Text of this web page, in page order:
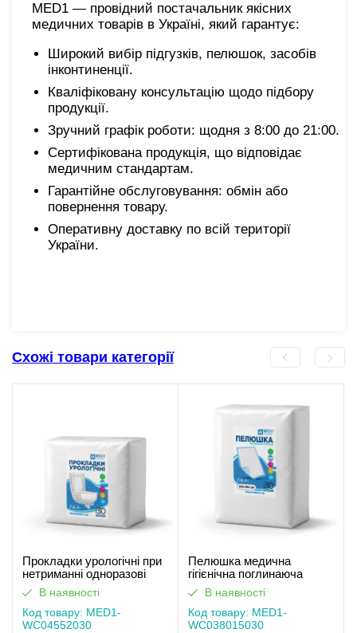
MED1 — провідний постачальник якісних
медичних товарів в Україні, який гарантує:
Широкий вибір підгузків, пелюшок, засобів
інконтиненції.
Кваліфіковану консультацію щодо підбору
продукції.
Зручний графік роботи: щодня з 8:00 до 21:00.
Сертифікована продукція, що відповідає
медичним стандартам.
Гарантійне обслуговування: обмін або
повернення товару.
Оперативну доставку по всій території
України.
Схожі товари категорії
Прокладки урологічні при
нетриманні одноразові
MED1-WC04, розмір 55*20
см (30 шт в упаковці)
В наявності
Код товару: MED1-
WC04552030
Пелюшка медична
гігієнічна поглинаюча
одноразова MED1-WC03,
розмір 80×150 см (30 шт в
упаковці)
В наявності
Код товару: MED1-
WC038015030